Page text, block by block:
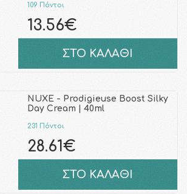
109 Πόντοι
13.56€
ΣΤΟ ΚΑΛΑΘΙ
NUXE - Prodigieuse Boost Silky
Day Cream | 40ml
231 Πόντοι
28.61€
ΣΤΟ ΚΑΛΑΘΙ